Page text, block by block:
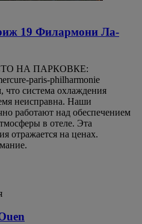
19 Филармони Ла-
НА ПАРКОВКЕ:
paris-philharmonie
система охлаждения
неисправна. Наши
работают над обеспечением
в отеле. Эта
отражается на ценах.